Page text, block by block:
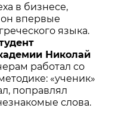
в бизнесе,
он впервые
языка.
Николай
работал со
«ученик»
поправлял
слова.